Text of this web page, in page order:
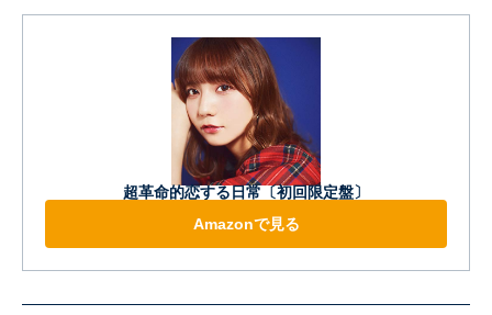
超革命的恋する日常〔初回限定盤〕
Amazonで見る